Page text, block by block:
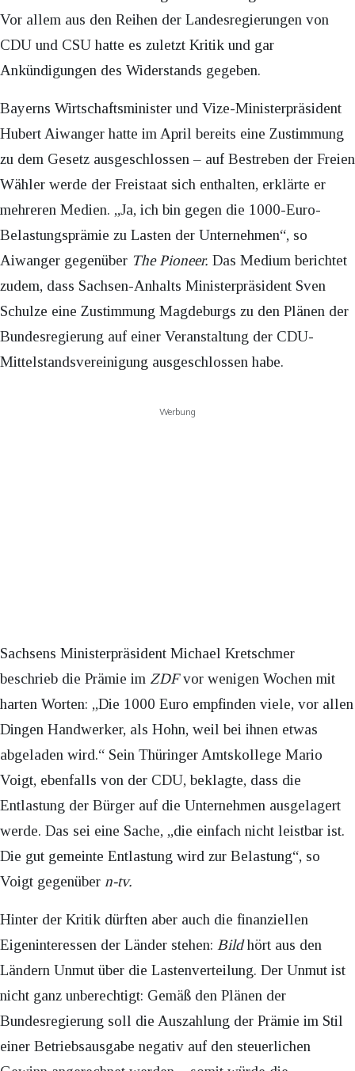
Vor allem aus den Reihen der Landesregierungen von
CDU und CSU hatte es zuletzt Kritik und gar
Ankündigungen des Widerstands gegeben.
Bayerns Wirtschaftsminister und Vize-Ministerpräsident
Hubert Aiwanger hatte im April bereits eine Zustimmung
zu dem Gesetz ausgeschlossen – auf Bestreben der Freien
Wähler werde der Freistaat sich enthalten, erklärte er
mehreren Medien. „Ja, ich bin gegen die 1000-Euro-
Belastungsprämie zu Lasten der Unternehmen“, so
Aiwanger gegenüber The Pioneer. Das Medium berichtet
zudem, dass Sachsen-Anhalts Ministerpräsident Sven
Schulze eine Zustimmung Magdeburgs zu den Plänen der
Bundesregierung auf einer Veranstaltung der CDU-
Mittelstandsvereinigung ausgeschlossen habe.
Werbung
Sachsens Ministerpräsident Michael Kretschmer
beschrieb die Prämie im ZDFvor wenigen Wochen mit
harten Worten: „Die 1000 Euro empfinden viele, vor allen
Dingen Handwerker, als Hohn, weil bei ihnen etwas
abgeladen wird.“ Sein Thüringer Amtskollege Mario
Voigt, ebenfalls von der CDU, beklagte, dass die
Entlastung der Bürger auf die Unternehmen ausgelagert
werde. Das sei eine Sache, „die einfach nicht leistbar ist.
Die gut gemeinte Entlastung wird zur Belastung“, so
Voigt gegenüber n-tv.
Hinter der Kritik dürften aber auch die finanziellen
Eigeninteressen der Länder stehen: Bildhört aus den
Ländern Unmut über die Lastenverteilung. Der Unmut ist
nicht ganz unberechtigt: Gemäß den Plänen der
Bundesregierung soll die Auszahlung der Prämie im Stil
einer Betriebsausgabe negativ auf den steuerlichen